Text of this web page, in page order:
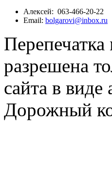
Алексей: 063-466-20-22
Email: bolgarovi@inbox.ru
разрешена
сайта в
Дорожный